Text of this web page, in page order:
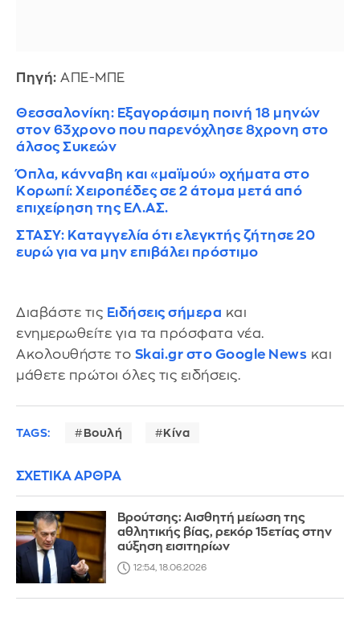
Πηγή: ΑΠΕ-ΜΠΕ
Θεσσαλονίκη: Εξαγοράσιμη ποινή 18 μηνών
στον 63χρονο που παρενόχλησε 8χρονη στο
άλσος Συκεών
Όπλα, κάνναβη και «μαϊμού» οχήματα στο
Κορωπί: Χειροπέδες σε 2 άτομα μετά από
επιχείρηση της ΕΛ.ΑΣ.
ΣΤΑΣΥ: Καταγγελία ότι ελεγκτής ζήτησε 20
ευρώ για να μην επιβάλει πρόστιμο
Διαβάστε τις Ειδήσεις σήμερα και
ενημερωθείτε για τα πρόσφατα νέα.
Ακολουθήστε το Skai.gr στο Google News και
μάθετε πρώτοι όλες τις ειδήσεις.
TAGS: Βουλή Κίνα
ΣΧΕΤΙΚΑ ΑΡΘΡΑ
Βρούτσης: Αισθητή μείωση της
αθλητικής βίας, ρεκόρ 15ετίας στην
αύξηση εισιτηρίων
12:54, 18.06.2026